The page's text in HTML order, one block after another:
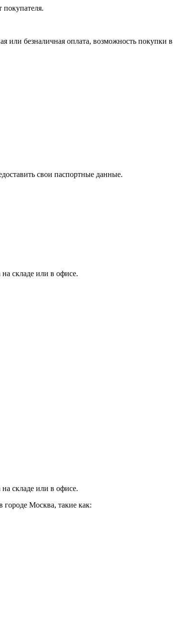
покупателя.
безналичная оплата, возможность покупки в
свои паспортные данные.
складе или в офисе.
складе или в офисе.
Москва, такие как: